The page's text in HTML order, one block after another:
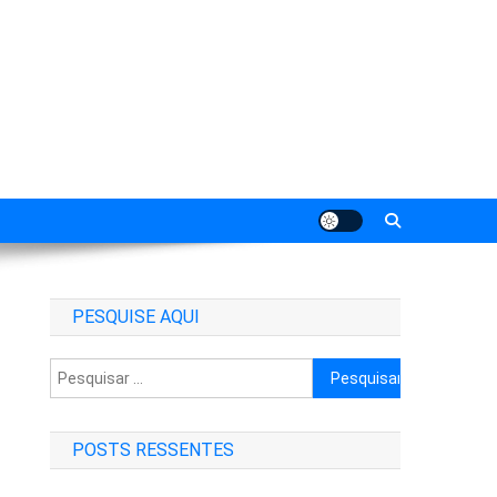
PESQUISE AQUI
Pesquisar
por:
POSTS RESSENTES